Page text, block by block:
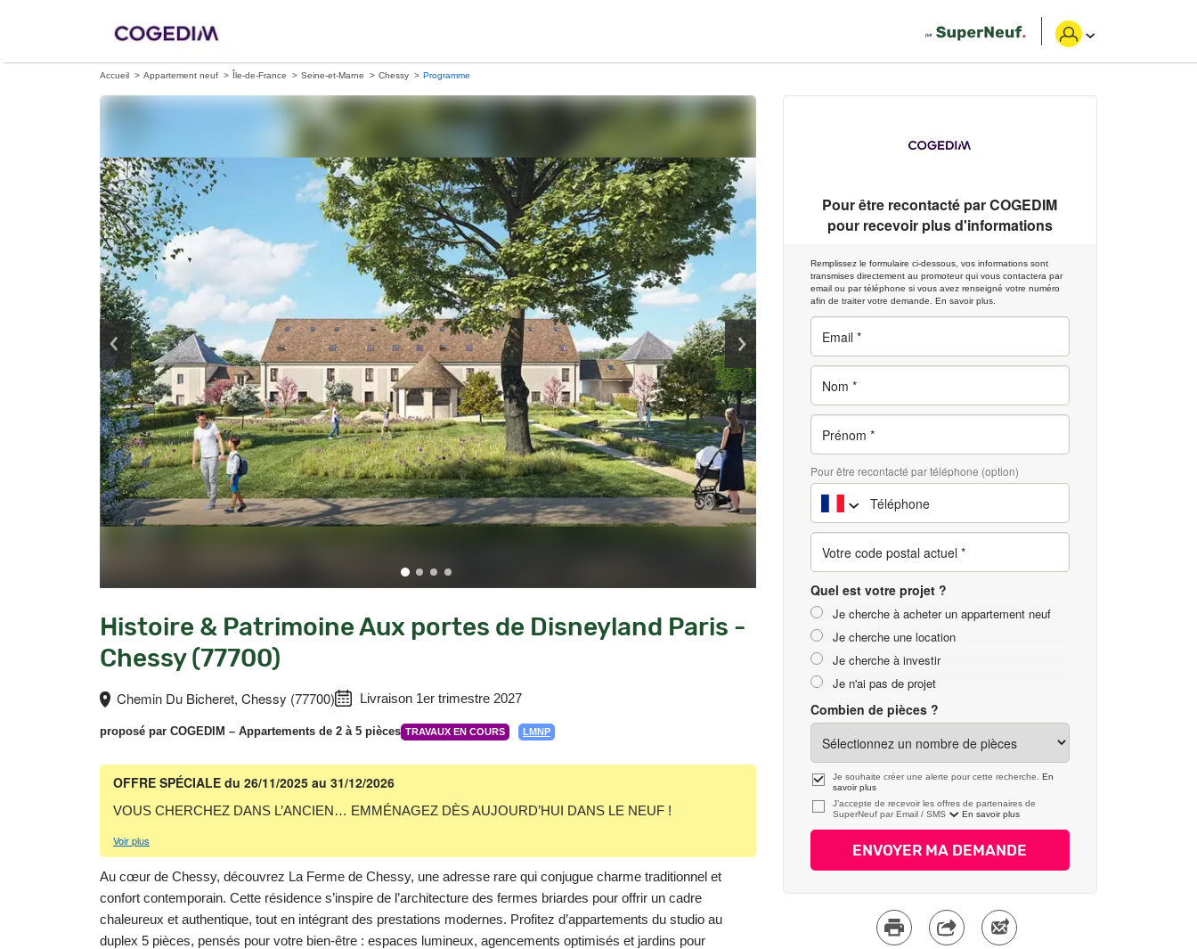
Accueil Appartement neuf Île-de-France Seine-et-Marne Chessy Programme
Histoire & Patrimoine Aux portes de Disneyland Paris -
Chessy (77700)
Chemin Du Bicheret, Chessy (77700) Livraison 1er trimestre 2027
proposé par COGEDIM – Appartements de 2 à 5 pièces TRAVAUX EN COURS LMNP
OFFRE SPÉCIALE du 26/11/2025 au 31/12/2026
VOUS CHERCHEZ DANS L’ANCIEN… EMMÉNAGEZ DÈS AUJOURD’HUI DANS LE NEUF !
Voir plus
Au cœur de Chessy, découvrez La Ferme de Chessy, une adresse rare qui conjugue charme traditionnel et
confort contemporain. Cette résidence s’inspire de l’architecture des fermes briardes pour offrir un cadre
chaleureux et authentique, tout en intégrant des prestations modernes. Profitez d’appartements du studio au
duplex 5 pièces, pensés pour votre bien-être : espaces lumineux, agencements optimisés et jardins pour
Pour être recontacté parCOGEDIM
pour recevoir plus d'informations
Remplissez le formulaire ci-dessous, vos informations sont
transmises directement au promoteur qui vous contactera par
email ou par téléphone si vous avez renseigné votre numéro
afin de traiter votre demande. En savoir plus.
Pour être recontacté par téléphone (option)
Quel est votre projet ?
Je cherche à acheter un appartement neuf
Je cherche une location
Je cherche à investir
Je n'ai pas de projet
Combien de pièces ?
Je souhaite créer une alerte pour cette recherche. En
savoir plus
J’accepte de recevoir les offres de partenaires de
SuperNeuf par
En savoir plus
ENVOYER MA DEMANDE